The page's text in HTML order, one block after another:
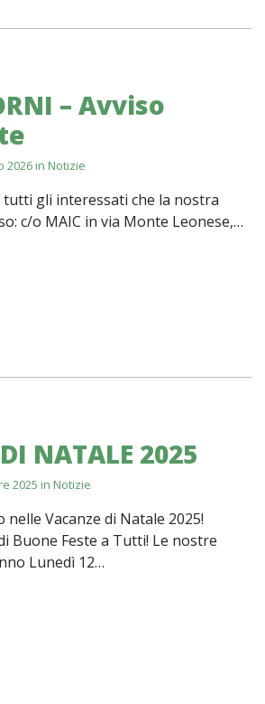
– Avviso
2026 in Notizie
tutti gli interessati che la nostra
c/o MAIC in via Monte Leonese,…
NATALE 2025
2025 in Notizie
Vacanze di Natale 2025!
Buone Feste a Tutti! Le nostre
Lunedì 12…